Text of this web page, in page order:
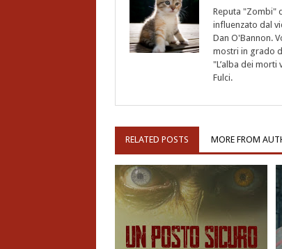
Reputa "Zombi"
influenzato dal
Dan O'Bannon.
mostri in grado
"L’alba dei
Fulci.
RELATED POSTS MORE FROM